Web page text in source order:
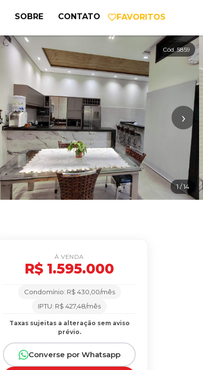
SOBRE CONTATO FAVORITOS
Cód. 5859
›
1/ 14
À VENDA
R$ 1.595.000
Condomínio: R$ 430,00/mês
IPTU: R$ 427,48/mês
Taxas sujeitas a alteração sem aviso
prévio.
Converse por Whatsapp